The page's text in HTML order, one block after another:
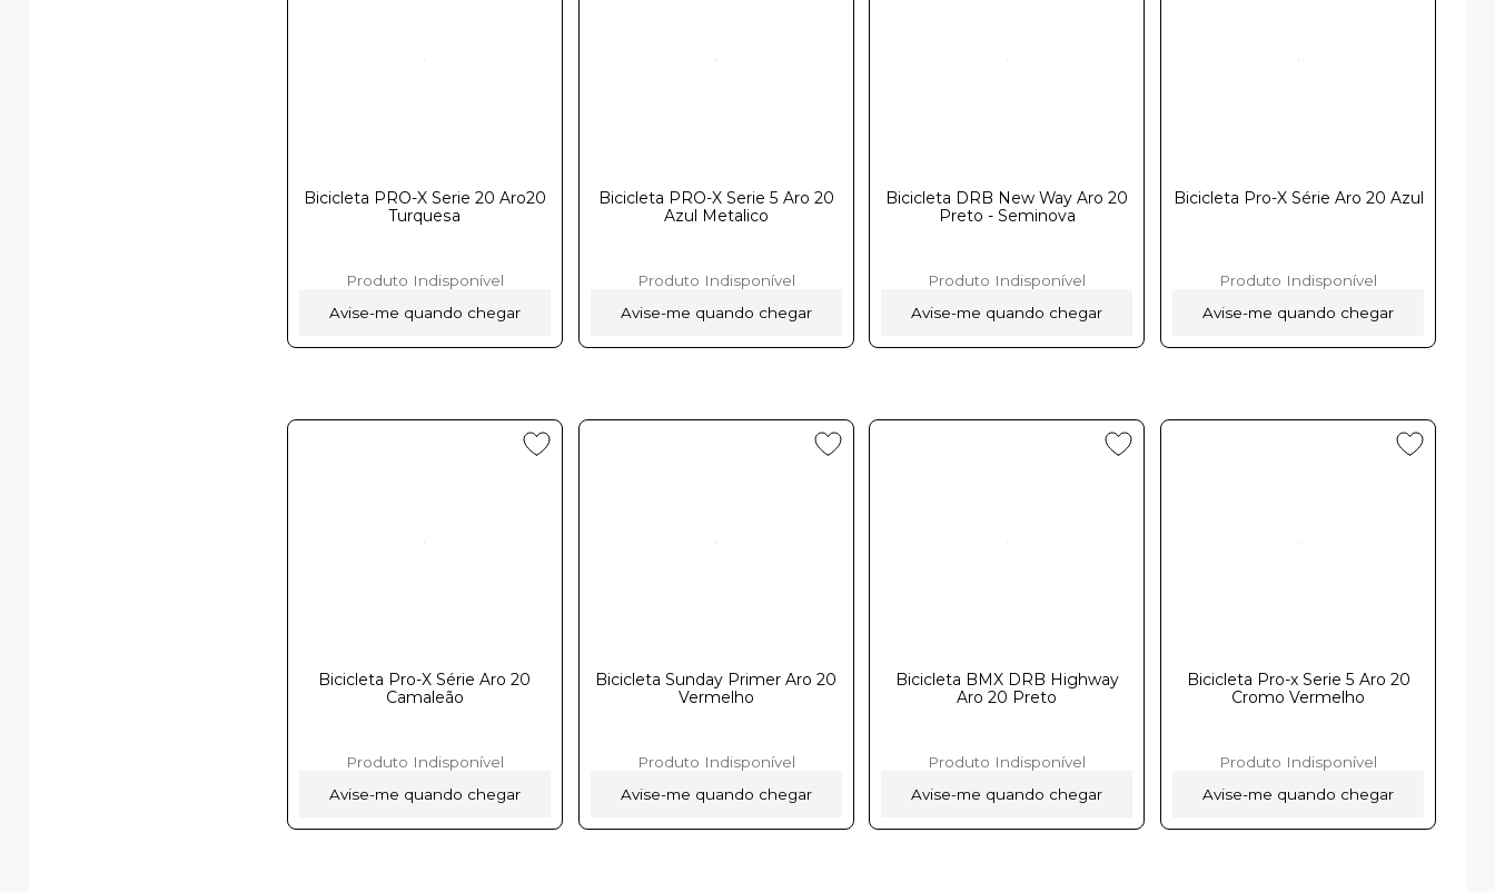
Bicicleta PRO-X Serie 20 Aro20
Turquesa
Produto Indisponível
Avise-me quando chegar
Bicicleta PRO-X Serie 5 Aro 20
Azul Metalico
Produto Indisponível
Avise-me quando chegar
Bicicleta DRB New Way Aro 20
Preto - Seminovaㅤㅤㅤㅤㅤㅤㅤㅤㅤㅤ
Produto Indisponível
Avise-me quando chegar
Bicicleta Pro-X Série Aro 20 Azul
Produto Indisponível
Avise-me quando chegar
Bicicleta Pro-X Série Aro 20
Camaleão
Produto Indisponível
Avise-me quando chegar
Bicicleta Sunday Primer Aro 20
Vermelho
Produto Indisponível
Avise-me quando chegar
Bicicleta BMX DRB Highway
Aro 20 Preto
Produto Indisponível
Avise-me quando chegar
Bicicleta Pro-x Serie 5 Aro 20
Cromo Vermelhoㅤㅤㅤㅤㅤㅤㅤㅤㅤㅤ
Produto Indisponível
Avise-me quando chegar